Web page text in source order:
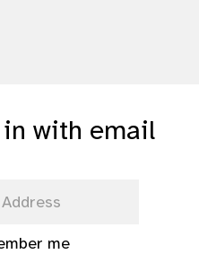
with email
me